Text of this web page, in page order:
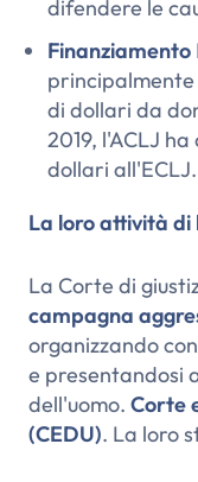
difendere le
Finanziamento
principalmente
di dollari da
2019, l'ACLJ
dollari all'ECLJ.
La loro attività
La Corte di
campagna
organizzando
e presentandosi
dell'uomo. Corte
(CEDU). La loro